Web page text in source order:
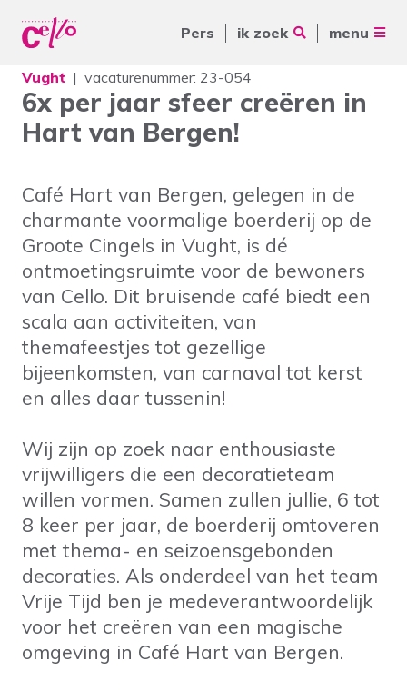
Pers ik zoek menu
Voor jou
Voor ouders & naasten
Voor verwijzers
Over Cello
werkenbijcello.nl
contact
Waar kunnen wij jou mee
Veelgebruikte zoektermen
Woonvormen Zorgaanbod
Vught vacaturenummer: 23-054
6x per jaar sfeer creëren in
Hart van Bergen!
Café Hart van Bergen, gelegen in de
charmante voormalige boerderij op de
Groote Cingels in Vught, is dé
ontmoetingsruimte voor de bewoners
van Cello. Dit bruisende café biedt een
scala aan activiteiten, van
themafeestjes tot gezellige
bijeenkomsten, van carnaval tot kerst
en alles daar tussenin!
Wij zijn op zoek naar enthousiaste
vrijwilligers die een decoratieteam
willen vormen. Samen zullen jullie, 6 tot
8 keer per jaar, de boerderij omtoveren
met thema- en seizoensgebonden
decoraties. Als onderdeel van het team
Vrije Tijd ben je medeverantwoordelijk
voor het creëren van een magische
omgeving in Café Hart van Bergen.